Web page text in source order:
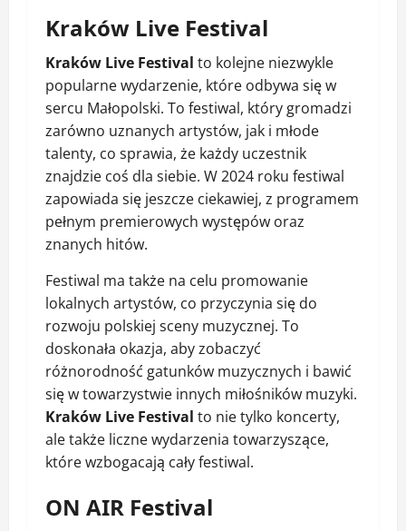
Kraków Live Festival
Kraków Live Festival to kolejne niezwykle
popularne wydarzenie, które odbywa się w
sercu Małopolski. To festiwal, który gromadzi
zarówno uznanych artystów, jak i młode
talenty, co sprawia, że każdy uczestnik
znajdzie coś dla siebie. W 2024 roku festiwal
zapowiada się jeszcze ciekawiej, z programem
pełnym premierowych występów oraz
znanych hitów.
Festiwal ma także na celu promowanie
lokalnych artystów, co przyczynia się do
rozwoju polskiej sceny muzycznej. To
doskonała okazja, aby zobaczyć
różnorodność gatunków muzycznych i bawić
się w towarzystwie innych miłośników muzyki.
Kraków Live Festival to nie tylko koncerty,
ale także liczne wydarzenia towarzyszące,
które wzbogacają cały festiwal.
ON AIR Festival